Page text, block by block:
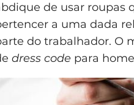
de usar roupas
a uma dada
do trabalhador. O
dress code para